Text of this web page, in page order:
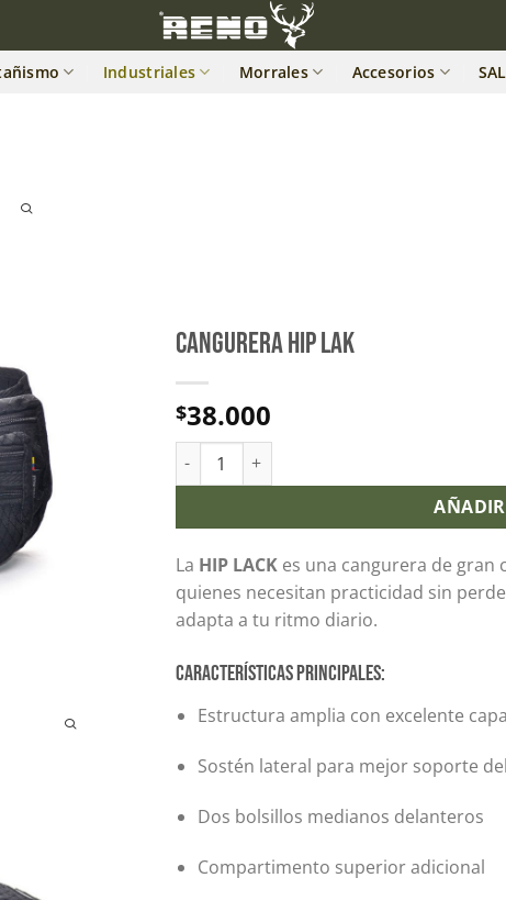
Industriales Morrales Accesorios
CANGURERA HIP LAK
$38.000
La HIP LACKes una cangurera de gran
quienes necesitan practicidad sin
adapta a tu ritmo diario.
Características principales:
Estructura amplia con excelente
Sostén lateral para mejor soporte
Dos bolsillos medianos delanteros
Compartimento superior adicional